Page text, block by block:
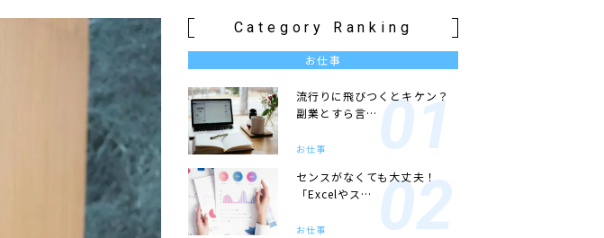
Category Ranking
お仕事
流行りに飛びつくとキケン？
副業とすら言…
お仕事
センスがなくても大丈夫！
「Excelやス…
お仕事